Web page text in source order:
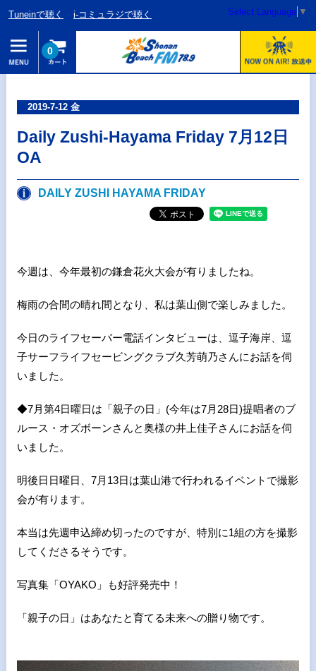
Tuneinで聴く i-コミュラジで聴く Select Language ▼
0
2019-7-12 金
Daily Zushi-Hayama Friday 7月12日
OA
DAILY ZUSHI HAYAMA FRIDAY
今週は、今年最初の鎌倉花火大会が有りましたね。
梅雨の合間の晴れ間となり、私は葉山側で楽しみました。
今日のライフセーバー電話インタビューは、逗子海岸、逗
子サーフライフセービングクラブ久芳萌乃さんにお話を伺
いました。
◆7月第4日曜日は「親子の日」 (今年は7月 28日)提唱者のブ
ルース・オズボーンさんと奥様の井上佳子さんにお話を伺
いました。
明後日日曜日、7月13日は葉山港で行われるイベントで撮影
会が有ります。
本当は先週申込締め切ったのですが、特別に1組の方を撮影
してくださるそうです。
写真集「OYAKO」も好評発売中！
「親子の日」はあなたと育てる未来への贈り物です。